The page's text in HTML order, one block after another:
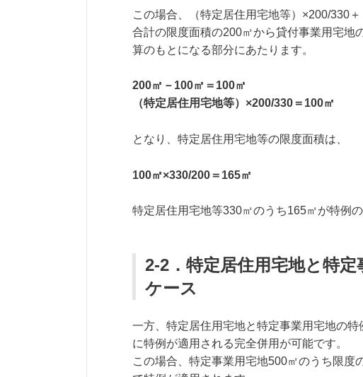
この場合、（特定居住用宅地等）×200/330
合計の限度面積の200㎡から貸付事業用宅地
算のもとになる部分にあたります。
200㎡－100㎡＝100㎡
（特定居住用宅地等）×200/330＝100㎡
となり、特定居住用宅地等の限度面積は、
100㎡×330/200＝165㎡
特定居住用宅地等330㎡のうち165㎡が特例
2-2．特定居住用宅地と特
ケース
一方、特定居住用宅地と特定事業用宅地の
に特例が適用される完全併用が可能です。
この場合、特定事業用宅地500㎡のうち限度